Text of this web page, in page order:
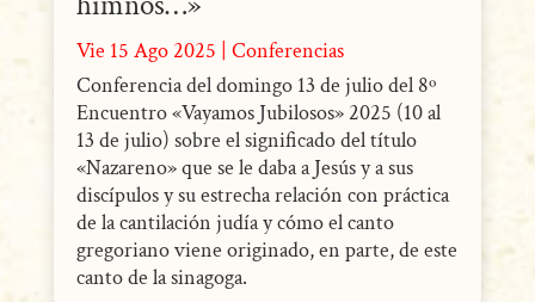
Vie 15 Ago 2025
Conferencias
Conferencia del domingo 13 de julio del 8º
Encuentro «Vayamos Jubilosos» 2025 (10 al
13 de julio) sobre el significado del título
«Nazareno» que se le daba a Jesús y a sus
discípulos y su estrecha relación con práctica
de la cantilación judía y cómo el canto
gregoriano viene originado, en parte, de este
canto de la sinagoga.